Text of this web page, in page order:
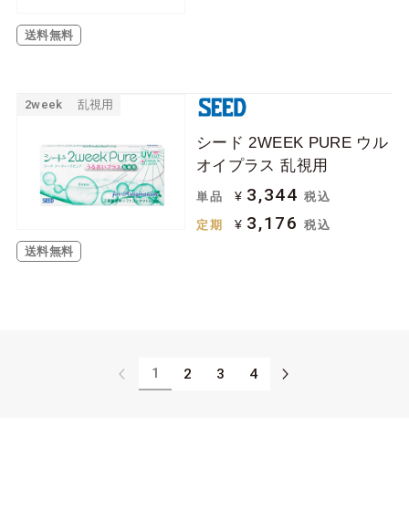
送料無料
2week 乱視用
送料無料
シード 2WEEK PURE ウル
オイプラス 乱視用
単品 ¥ 3,344 税込
定期 ¥ 3,176 税込
1 2 3 4